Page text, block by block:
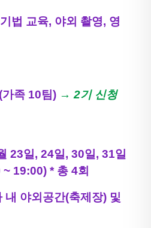
법 교육, 야외 촬영, 영
족 10팀) → 2기 신청
23일, 24일, 30일, 31일
19:00) * 총 4회
내 야외공간(축제장) 및